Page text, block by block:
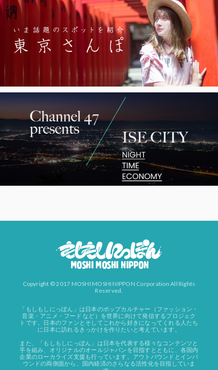
Copyright © 2017 MOSHI MOSHI NIPPON Corporation All Rights
Reserved.
「もしもしにっぽん」は日本のポップカルチャー（ファッション・
音楽・アニメ・フード など）を世界に向けて発信するプロジェク
トです。日本のファンとそしてこれから好きになってくれる人たち
に日本に訪れるきっかけを作りたいと考えています。
また、「もしもしにっぽん」は日本を代表する様々なコンテンツと
手を組み、オリジナルのオールジャパンを目指すとともに、各国内
企業のローカライズ支援も行っています。アウトバウンドとインバ
ウンドの両側面から、国内経済のさらなる活性化を目指していま